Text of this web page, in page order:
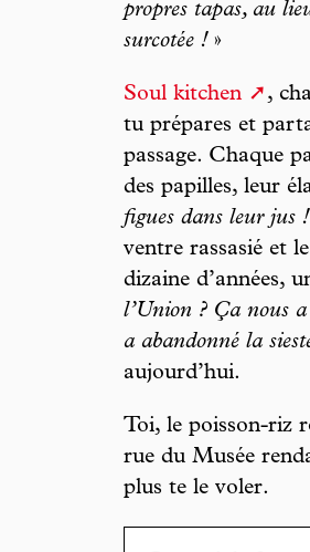
propres tapas, au
surcotée ! »
Soul kitchen
,
tu prépares et
passage. Chaque
des papilles, leur
figues dans leur jus !
ventre rassasié et
dizaine d’années,
l’Union ? Ça nous a
a abandonné la
aujourd’hui.
Toi, le poisson-riz
rue du Musée
plus te le voler.